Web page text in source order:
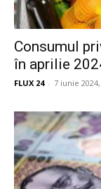
Consumul
în aprilie
FLUX 24 - 7 iunie 2024,